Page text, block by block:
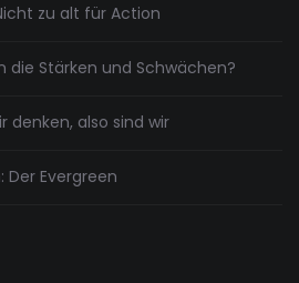
zu alt für Action
die Stärken und Schwächen?
denken, also sind wir
Der Evergreen